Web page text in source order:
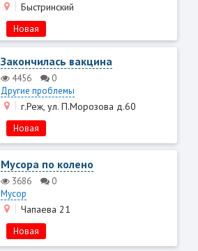
Быстринский
Новая
Закончилась вакцина
4456
0
Другие проблемы
г.Реж, ул. П.Морозова д.60
Новая
Мусора по колено
3686
0
Мусор
Чапаева 21
Новая